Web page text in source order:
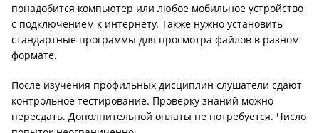
понадобится компьютер или любое мобильное устройство
с подключением к интернету. Также нужно установить
стандартные программы для просмотра файлов в разном
формате.
После изучения профильных дисциплин слушатели сдают
контрольное тестирование. Проверку знаний можно
пересдать. Дополнительной оплаты не потребуется. Число